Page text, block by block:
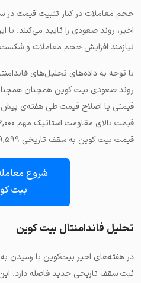
حجم معاملات در کنار تثبیت قیمت
اخیر، روند صعودی را تایید می‌کنند. با
نیازمند افزایش حجم معاملات و شکست مقاومت
با توجه به داده‌های تحلیل‌های
روند صعودی بیت کوین همچنان همچنان
قیمتی یا اصلاح قیمت طی هفته‌ی پیش
قیمت بیت کوین به سقف تاریخی ۱۰۹,۵۹۹ دلار و عبور از آن باشیم.
شروع
بیت
تحلیل فاندامنتال بیت کوین
ثبت سقف تاریخی جدید فاصله دارد.